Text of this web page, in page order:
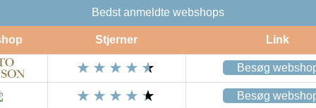
Bedst anmeldte webshops
Stjerner Link
Besøg
Besøg